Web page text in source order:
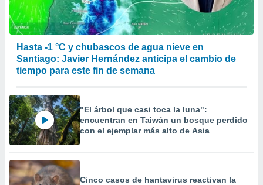
Hasta -1 °C y chubascos de agua nieve en
Santiago: Javier Hernández anticipa el cambio de
tiempo para este fin de semana
"El árbol que casi toca la luna":
encuentran en Taiwán un bosque perdido
con el ejemplar más alto de Asia
Cinco casos de hantavirus reactivan la